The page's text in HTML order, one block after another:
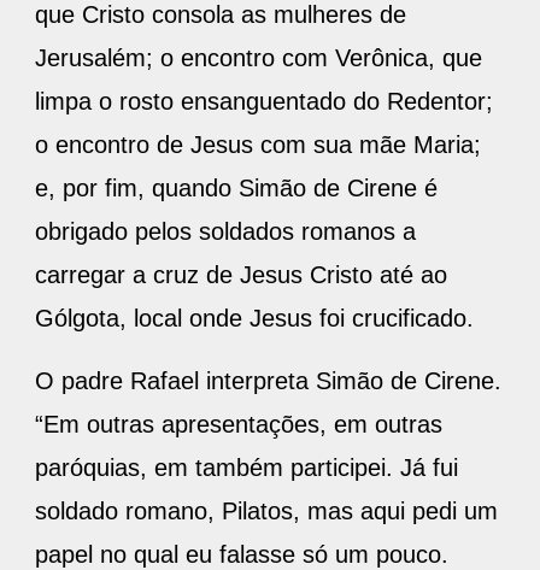
que Cristo consola as mulheres de
Jerusalém; o encontro com Verônica, que
limpa o rosto ensanguentado do Redentor;
o encontro de Jesus com sua mãe Maria;
e, por fim, quando Simão de Cirene é
obrigado pelos soldados romanos a
carregar a cruz de Jesus Cristo até ao
Gólgota, local onde Jesus foi crucificado.
O padre Rafael interpreta Simão de Cirene.
“Em outras apresentações, em outras
paróquias, em também participei. Já fui
soldado romano, Pilatos, mas aqui pedi um
papel no qual eu falasse só um pouco.